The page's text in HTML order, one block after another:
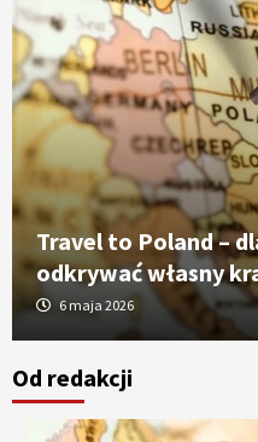
Travel to Poland –
odkrywać własny
6 maja 2026
Od redakcji
nowoczesne